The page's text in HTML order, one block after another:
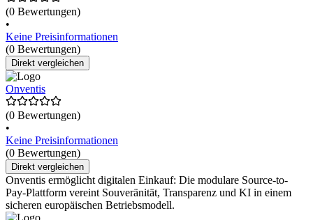
(0 Bewertungen)
•
Keine Preisinformationen
(0 Bewertungen)
Direkt vergleichen
Onventis
(0 Bewertungen)
•
Keine Preisinformationen
(0 Bewertungen)
Direkt vergleichen
Onventis ermöglicht digitalen Einkauf: Die modulare Source-to-
Pay-Plattform vereint Souveränität, Transparenz und KI in einem
sicheren europäischen Betriebsmodell.